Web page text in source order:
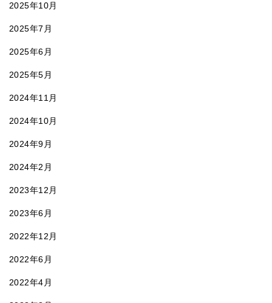
2025年10月
2025年7月
2025年6月
2025年5月
2024年11月
2024年10月
2024年9月
2024年2月
2023年12月
2023年6月
2022年12月
2022年6月
2022年4月